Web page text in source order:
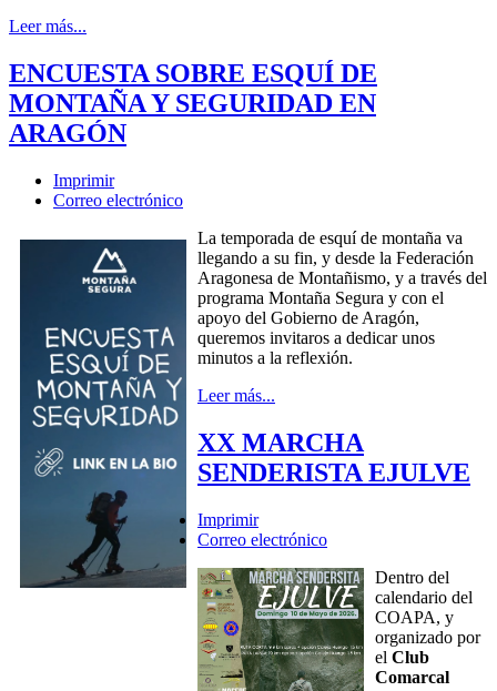
Leer más...
ENCUESTA SOBRE ESQUÍ DE
MONTAÑA Y SEGURIDAD EN
ARAGÓN
Imprimir
Correo electrónico
La temporada de esquí de montaña va
llegando a su fin, y desde la Federación
Aragonesa de Montañismo, y a través del
programa Montaña Segura y con el
apoyo del Gobierno de Aragón,
queremos invitaros a dedicar unos
minutos a la reflexión.
Leer más...
XX MARCHA
SENDERISTA EJULVE
Imprimir
Correo electrónico
Dentro del
calendario del
COAPA, y
organizado por
el Club
Comarcal